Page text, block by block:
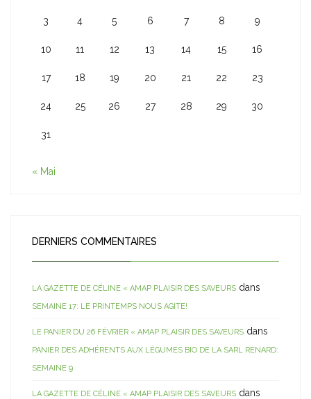
3 4 5 6 7 8 9
10 11 12 13 14 15 16
17 18 19 20 21 22 23
24 25 26 27 28 29 30
31
« Mai
DERNIERS COMMENTAIRES
LA GAZETTE DE CÉLINE « AMAP PLAISIR DES SAVEURS dans
SEMAINE 17: LE PRINTEMPS NOUS AGITE!
LE PANIER DU 26 FÉVRIER « AMAP PLAISIR DES SAVEURS dans
PANIER DES ADHÉRENTS AUX LÉGUMES BIO DE LA SARL RENARD:
SEMAINE 9
LA GAZETTE DE CÉLINE « AMAP PLAISIR DES SAVEURS dans